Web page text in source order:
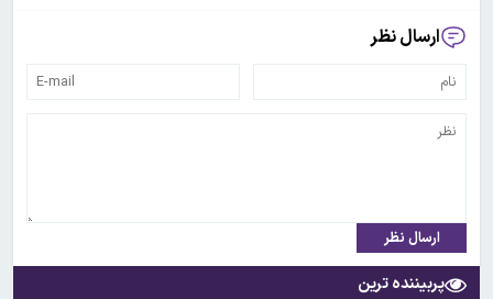
ارسال نظر
ارسال نظر
پربیننده ترین